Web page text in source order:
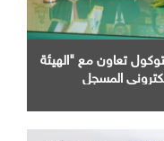
تعاون مع "الهيئة
المسجل